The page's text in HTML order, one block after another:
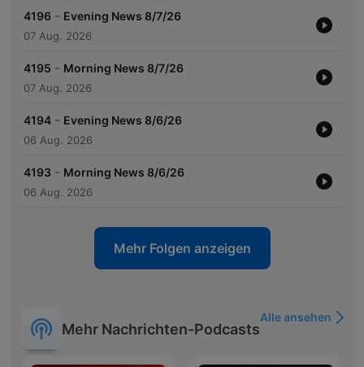
4196 - Evening News 8/7/26
07 Aug. 2026
4195 - Morning News 8/7/26
07 Aug. 2026
4194 - Evening News 8/6/26
06 Aug. 2026
4193 - Morning News 8/6/26
06 Aug. 2026
Mehr Folgen anzeigen
Mehr Nachrichten-Podcasts
Alle ansehen